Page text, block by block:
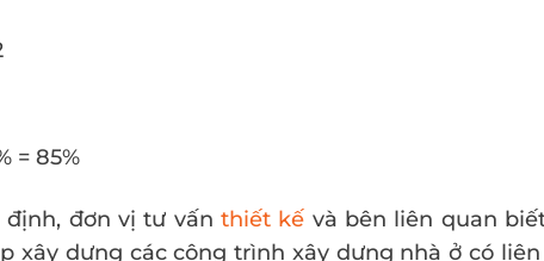
= 85%
đơn vị tư vấn thiết kế và bên liên quan
xây dựng các công trình xây dựng nhà ở có